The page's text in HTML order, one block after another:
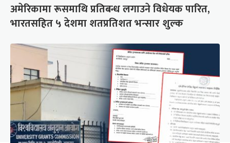
अमेरिकामा रूसमाथि प्रतिबन्ध लगाउने विधेयक पारित,
भारतसहित ५ देशमा शतप्रतिशत भन्सार शुल्क